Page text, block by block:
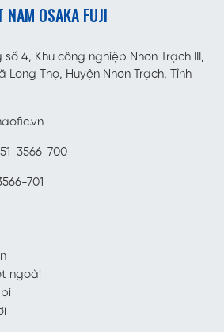
NAM OSAKA FUJI
4, Khu công nghiệp Nhơn Trạch III,
Long Thọ, Huyện Nhơn Trạch, Tỉnh
3566-700
701
ngoài